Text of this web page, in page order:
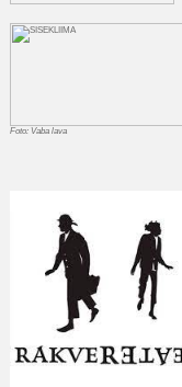
Foto: Vaba lava